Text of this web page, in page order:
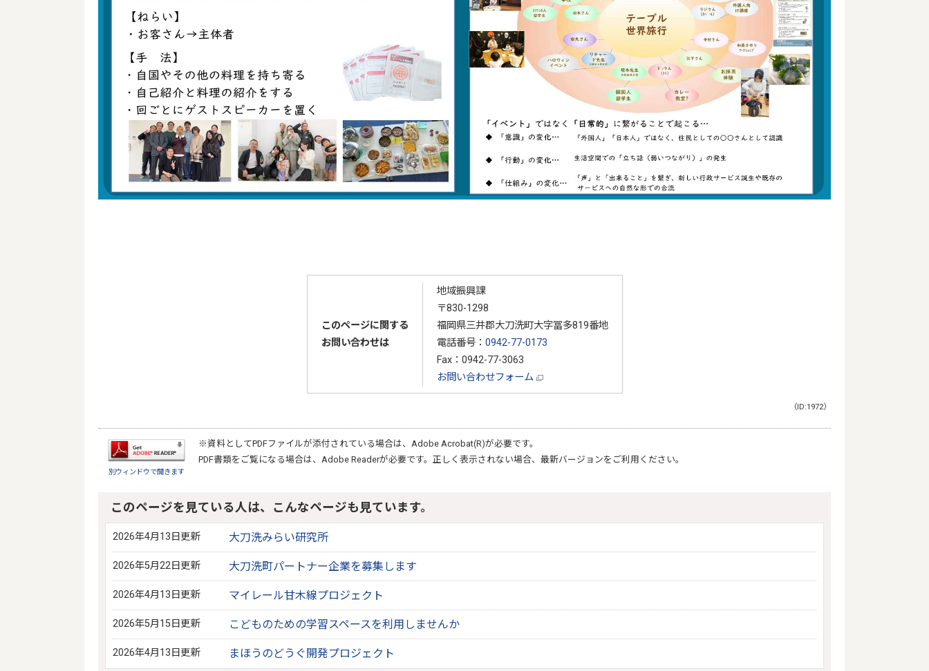
このページに関する
お問い合わせは
地域振興課
〒830-1298
福岡県三井郡大刀洗町大字冨多819番地
電話番号： 0942-77-0173
Fax：0942-77-3063
お問い合わせフォーム
（ID:1972）
別ウィンドウで開きます
※資料としてPDFファイルが添付されている場合は、 Adobe Acrobat(R)が必要です。
PDF書類をご覧になる場合は、 Adobe Readerが必要です。正しく表示されない場合、最新バージョンをご利用ください。
このページを見ている人は、こんなページも見ています。
2026年4月13日更新 大刀洗みらい研究所
2026年5月22日更新 大刀洗町パートナー企業を募集します
2026年4月13日更新 マイレール甘木線プロジェクト
2026年5月15日更新 こどものための学習スペースを利用しませんか
2026年4月13日更新 まほうのどうぐ開発プロジェクト